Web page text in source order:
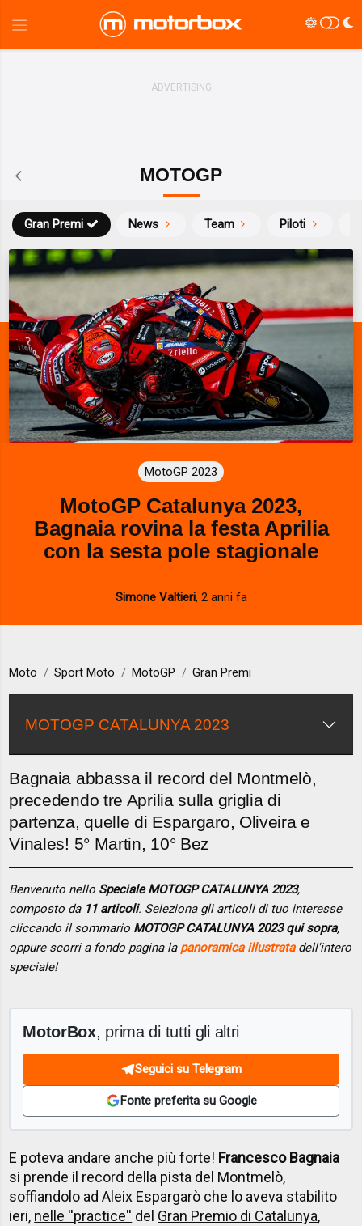
MOTOGP
News
Gran Premi Team Piloti
MotoGP 2023
MotoGP Catalunya 2023,
Bagnaia rovina la festa Aprilia
con la sesta pole stagionale
Simone Valtieri, 2 anni fa
Moto Sport Moto MotoGP Gran Premi
MOTOGP CATALUNYA 2023
Bagnaia abbassa il record del Montmelò,
precedendo tre Aprilia sulla griglia di
partenza, quelle di Espargaro, Oliveira e
Vinales! 5° Martin, 10° Bez
Benvenuto nello Speciale MOTOGP CATALUNYA 2023,
composto da 11 articoli. Seleziona gli articoli di tuo interesse
cliccando il sommario MOTOGP CATALUNYA 2023 qui sopra,
oppure scorri a fondo pagina la panoramica illustratadell'intero
speciale!
MotorBox, prima di tutti gli altri
Seguici su Telegram
Fonte preferita su Google
E poteva andare anche più forte! Francesco Bagnaia
si prende il record della pista del Montmelò,
soffiandolo ad Aleix Espargarò che lo aveva stabilito
ieri, nelle ''practice'' del Gran Premio di Catalunya,